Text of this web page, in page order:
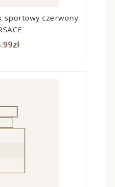
sportowy czerwony
zł